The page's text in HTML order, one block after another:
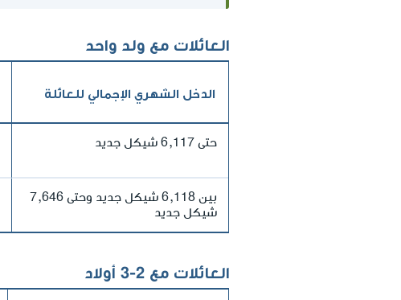
العائلات مع ولد واحد
الدخل الشهري الإجمالي للعائلة
حتى 6,117 شيكل جديد
بين 6,118 شيكل جديد وحتى 7,646
شيكل جديد
العائلات مع 2-3 أولاد